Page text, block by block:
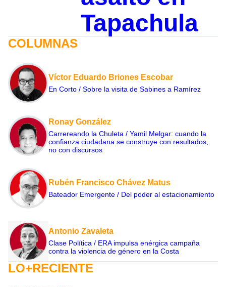
Tapachula
COLUMNAS
Víctor Eduardo Briones Escobar
En Corto / Sobre la visita de Sabines a Ramírez
Ronay González
Carrereando la Chuleta / Yamil Melgar: cuando la
confianza ciudadana se construye con resultados,
no con discursos
Rubén Francisco Chávez Matus
Bateador Emergente / Del poder al estacionamiento
Antonio Zavaleta
Clase Política / ERA impulsa enérgica campaña
contra la violencia de género en la Costa
LO+RECIENTE